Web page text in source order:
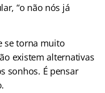
“o não nós já
se torna muito
existem alternativas
sonhos. É pensar